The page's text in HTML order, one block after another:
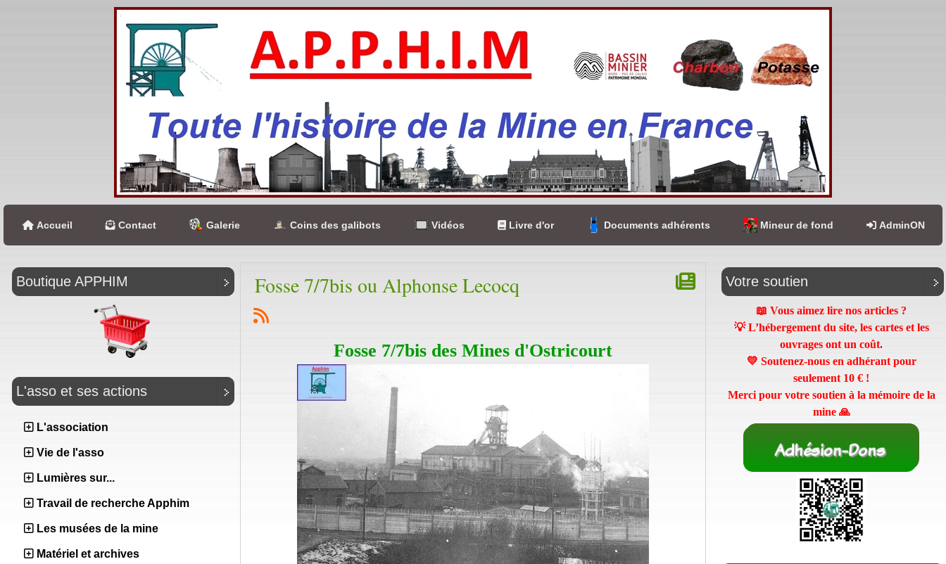
Accueil Contact Galerie Coins des galibots Vidéos Livre d'or Documents adhérents Mineur de fond AdminON
Boutique APPHIM
L'asso et ses actions
L'association
Vie de l'asso
Lumières sur...
Travail de recherche Apphim
Les musées de la mine
Matériel et archives
Fosse 7/7bis ou Alphonse Lecocq
Fosse 7/7bis des Mines d'Ostricourt
Votre soutien
📖 Vous aimez lire nos articles ?
💡 L’hébergement du site, les cartes et les
ouvrages ont un coût.
💛 Soutenez-nous en adhérant pour
seulement 10 € !
Merci pour votre soutien à la mémoire de la
mine 🙏